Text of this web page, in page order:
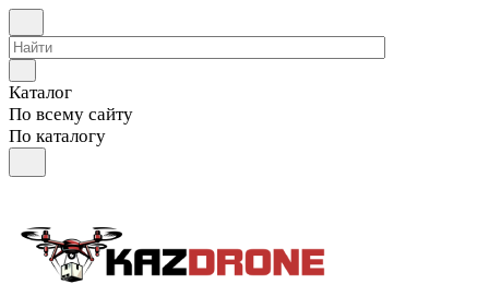
Каталог
По всему сайту
По каталогу